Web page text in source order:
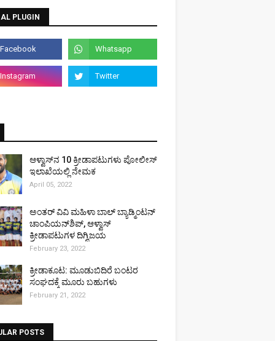
PLUGIN
ಆಳ್ವಾಸ್‌ನ 10 ಕ್ರೀಡಾಪಟುಗಳು ಪೋಲೀಸ್
ಇಲಾಖೆಯಲ್ಲಿ ನೇಮಕ
April 05, 2022
ಅಂತರ್ ವಿವಿ ಮಹಿಳಾ ಬಾಲ್ ಬ್ಯಾಡ್ಮಿಂಟನ್
ಚಾಂಪಿಯನ್‌ಶಿಪ್, ಆಳ್ವಾಸ್
ಕ್ರೀಡಾಪಟುಗಳ ದಿಗ್ವಿಜಯ
February 23, 2022
ಕ್ರೀಡಾಕೂಟ: ಮೂಡುಬಿದಿರೆ ಬಂಟರ
ಸಂಘದಕ್ಕೆ ಮೂರು ಬಹುಗಳು
February 21, 2022
POSTS